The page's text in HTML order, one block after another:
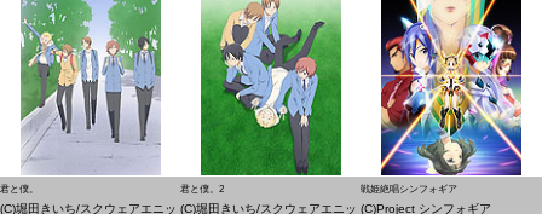
君と僕。
(C)堀田きいち/スクウェアエニッ
君と僕。2
(C)堀田きいち/スクウェアエニッ
戦姫絶唱シンフォギア
(C)Project シンフォギア